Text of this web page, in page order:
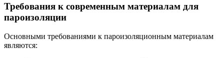
Требования к современным материалам для
пароизоляции
Основными требованиями к пароизоляционным материалам
являются: